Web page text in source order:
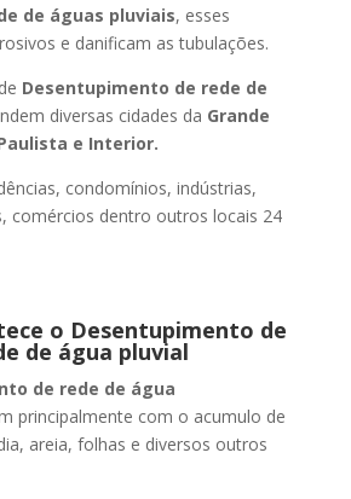
de águas pluviais, esses
e danificam as tubulações.
Desentupimento de rede de
diversas cidades da Grande
e Interior.
condomínios, indústrias,
comércios dentro outros locais 24
o Desentupimento de
de água pluvial
de rede de água
principalmente com o acumulo de
areia, folhas e diversos outros